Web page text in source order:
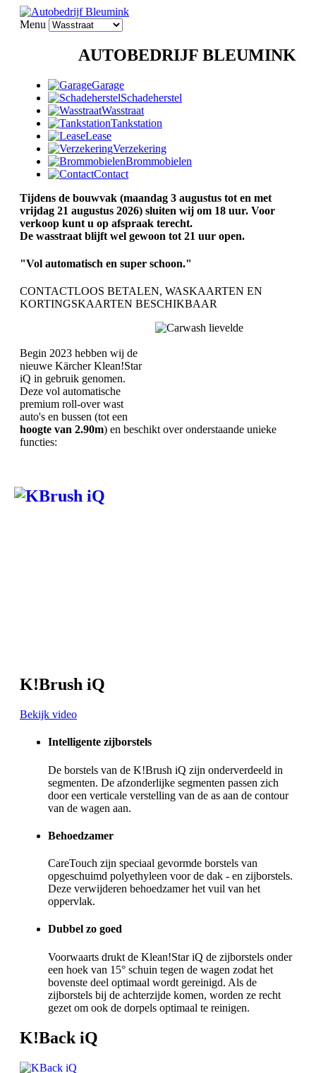
Menu
AUTOBEDRIJF BLEUMINK
Garage
Schadeherstel
Wasstraat
Tankstation
Lease
Verzekering
Brommobielen
Contact
Tijdens de bouwvak (maandag 3 augustus tot en met
vrijdag 21 augustus 2026) sluiten wij om 18 uur. Voor
verkoop kunt u op afspraak terecht.
De wasstraat blijft wel gewoon tot 21 uur open.
"Vol automatisch en super schoon."
CONTACTLOOS BETALEN, WASKAARTEN EN
KORTINGSKAARTEN BESCHIKBAAR
Begin 2023 hebben wij de
nieuwe Kärcher Klean!Star
iQ in gebruik genomen.
Deze vol automatische
premium roll-over wast
auto's en bussen (tot een
hoogte van 2.90m) en beschikt over onderstaande unieke
functies:
K!Brush iQ
Bekijk video
Intelligente zijborstels
De borstels van de K!Brush iQ zijn onderverdeeld in
segmenten. De afzonderlijke segmenten passen zich
door een verticale verstelling van de as aan de contour
van de wagen aan.
Behoedzamer
CareTouch zijn speciaal gevormde borstels van
opgeschuimd polyethyleen voor de dak - en zijborstels.
Deze verwijderen behoedzamer het vuil van het
oppervlak.
Dubbel zo goed
Voorwaarts drukt de Klean!Star iQ de zijborstels onder
een hoek van 15° schuin tegen de wagen zodat het
bovenste deel optimaal wordt gereinigd. Als de
zijborstels bij de achterzijde komen, worden ze recht
gezet om ook de dorpels optimaal te reinigen.
K!Back iQ